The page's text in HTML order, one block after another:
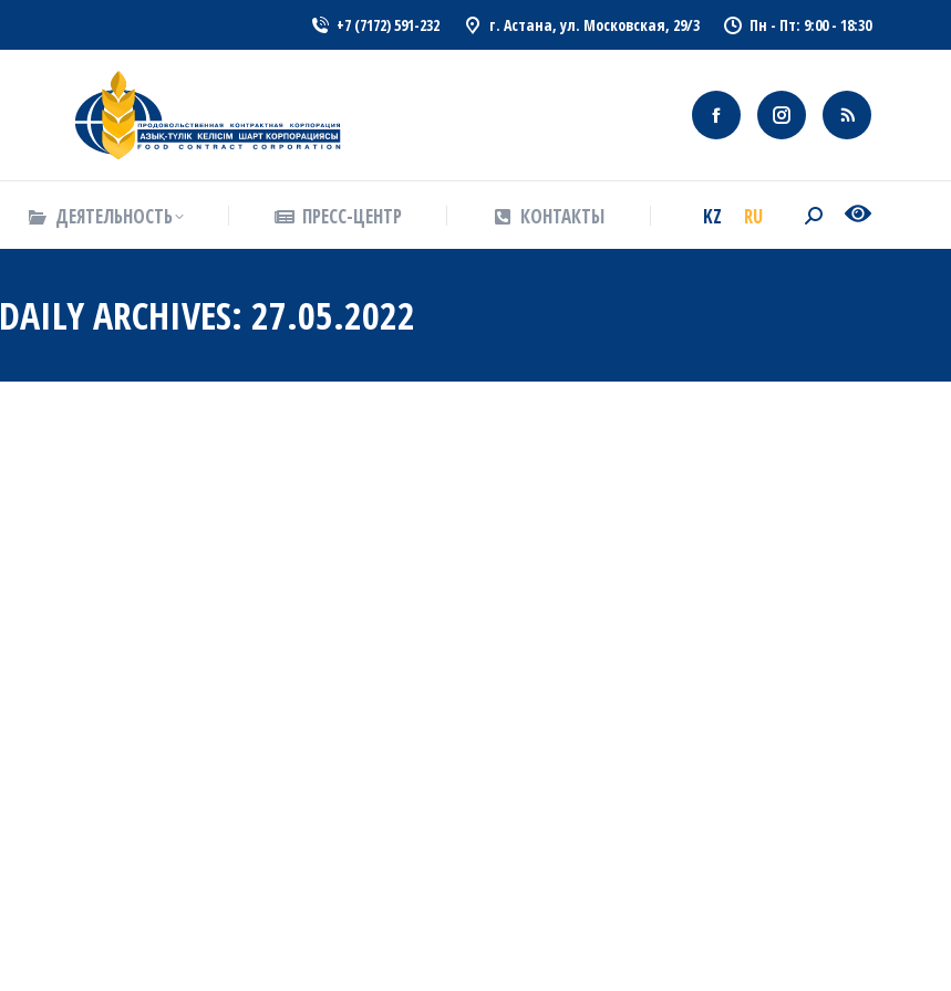
+7 (7172) 591-232 г. Астана, ул. Московская, 29/3 Пн - Пт: 9:00 - 18:30
ДЕЯТЕЛЬНОСТЬ ПРЕСС-ЦЕНТР КОНТАКТЫ KZ RU Search:
DAILY ARCHIVES: 27.05.2022
ПРЕСС-ЦЕНТР КОНТАКТЫ RU Search: